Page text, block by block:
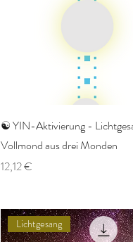
☯️ YIN-Aktivierung -
Vollmond aus drei Monden
Preis
12,12 €
Lichtgesang